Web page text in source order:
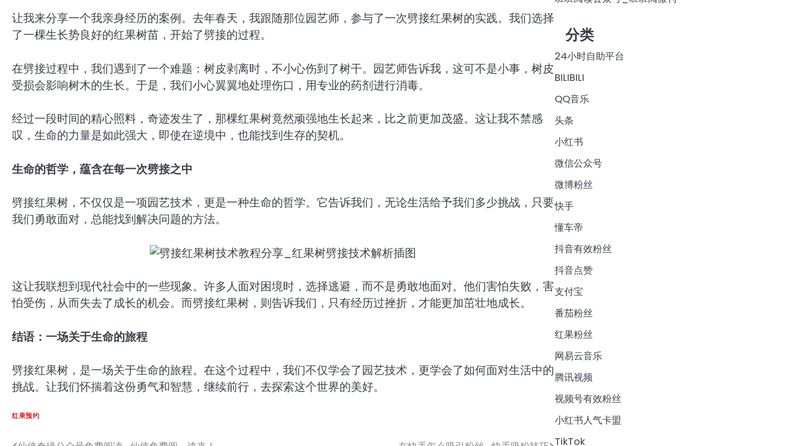
让我来分享一个我亲身经历的案例。去年春天，我跟随那位园艺师，参与了一次劈接红果树的实践。我们选择
了一棵生长势良好的红果树苗，开始了劈接的过程。
在劈接过程中，我们遇到了一个难题：树皮剥离时，不小心伤到了树干。园艺师告诉我，这可不是小事，树皮
受损会影响树木的生长。于是，我们小心翼翼地处理伤口，用专业的药剂进行消毒。
经过一段时间的精心照料，奇迹发生了，那棵红果树竟然顽强地生长起来，比之前更加茂盛。这让我不禁感
叹，生命的力量是如此强大，即使在逆境中，也能找到生存的契机。
生命的哲学，蕴含在每一次劈接之中
劈接红果树，不仅仅是一项园艺技术，更是一种生命的哲学。它告诉我们，无论生活给予我们多少挑战，只要
我们勇敢面对，总能找到解决问题的方法。
这让我联想到现代社会中的一些现象。许多人面对困境时，选择逃避，而不是勇敢地面对。他们害怕失败，害
怕受伤，从而失去了成长的机会。而劈接红果树，则告诉我们，只有经历过挫折，才能更加茁壮地成长。
结语：一场关于生命的旅程
劈接红果树，是一场关于生命的旅程。在这个过程中，我们不仅学会了园艺技术，更学会了如何面对生活中的
挑战。让我们怀揣着这份勇气和智慧，继续前行，去探索这个世界的美好。
红果预约
分类
24小时自助平台
BILIBILI
QQ音乐
头条
小红书
微信公众号
微博粉丝
快手
懂车帝
抖音有效粉丝
抖音点赞
支付宝
番茄粉丝
红果粉丝
网易云音乐
腾讯视频
视频号有效粉丝
小红书人气卡盟
TikTok